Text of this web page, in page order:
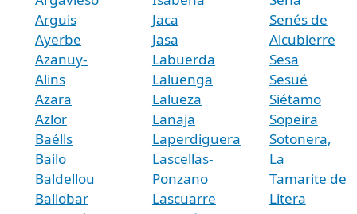
Arguis
Ayerbe
Azanuy-
Alins
Azara
Azlor
Baélls
Bailo
Baldellou
Ballobar
Jaca
Jasa
Labuerda
Laluenga
Lalueza
Lanaja
Laperdiguera
Lascellas-
Ponzano
Lascuarre
Senés de
Alcubierre
Sesa
Sesué
Siétamo
Sopeira
Sotonera,
La
Tamarite de
Litera